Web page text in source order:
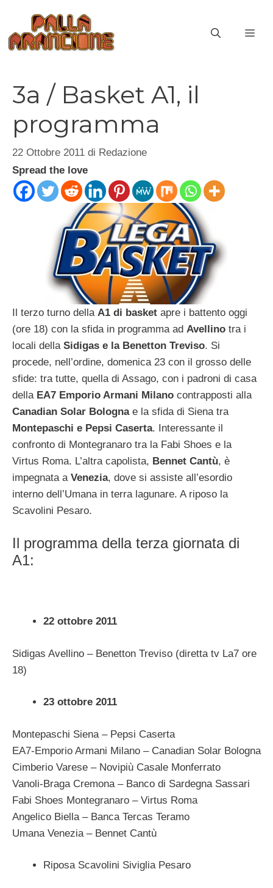
contenuto
3a / Basket A1, il
programma
22 Ottobre 2011 di Redazione
Spread the love
Il terzo turno della A1 di basket apre i battento oggi
(ore 18) con la sfida in programma ad Avellino tra i
locali della Sidigas e la Benetton Treviso. Si
procede, nell’ordine, domenica 23 con il grosso delle
sfide: tra tutte, quella di Assago, con i padroni di casa
della EA7 Emporio Armani Milano contrapposti alla
Canadian Solar Bolognae la sfida di Siena tra
Montepaschi e Pepsi Caserta. Interessante il
confronto di Montegranaro tra la Fabi Shoes e la
Virtus Roma. L’altra capolista, Bennet Cantù, è
impegnata a Venezia, dove si assiste all’esordio
interno dell’Umana in terra lagunare. A riposo la
Scavolini Pesaro.
Il programma della terza giornata di
A1:
22 ottobre 2011
Sidigas Avellino – Benetton Treviso (diretta tv La7 ore
18)
23 ottobre 2011
Montepaschi Siena – Pepsi Caserta
EA7-Emporio Armani Milano – Canadian Solar Bologna
Cimberio Varese – Novipiù Casale Monferrato
Vanoli-Braga Cremona – Banco di Sardegna Sassari
Fabi Shoes Montegranaro – Virtus Roma
Angelico Biella – Banca Tercas Teramo
Umana Venezia – Bennet Cantù
Riposa Scavolini Siviglia Pesaro